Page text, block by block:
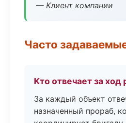
— Клиент компании
Часто
Кто отвечает за ход
За каждый объект
назначенный прораб,